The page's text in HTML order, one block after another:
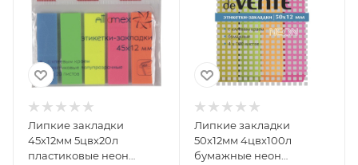
Липкие закладки
45х12мм 5цвх20л
пластиковые неон
Липкие закладки
50х12мм 4цвх100л
бумажные неон